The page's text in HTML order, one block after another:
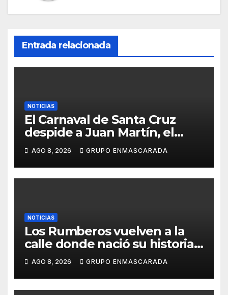
e
Entrada relacionada
NOTICIAS
El Carnaval de Santa Cruz
despide a Juan Martín, el
inolvidable «Cristóbal Colón»
AGO 8, 2026 GRUPO ENMASCARADA
NOTICIAS
Los Rumberos vuelven a la
calle donde nació su historia:
51 años después, el mismo
barrio, el mismo orgullo
AGO 8, 2026 GRUPO ENMASCARADA